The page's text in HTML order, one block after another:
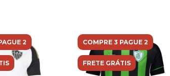
2 COMPRE 3 PAGUE 2
FRETE GRÁTIS